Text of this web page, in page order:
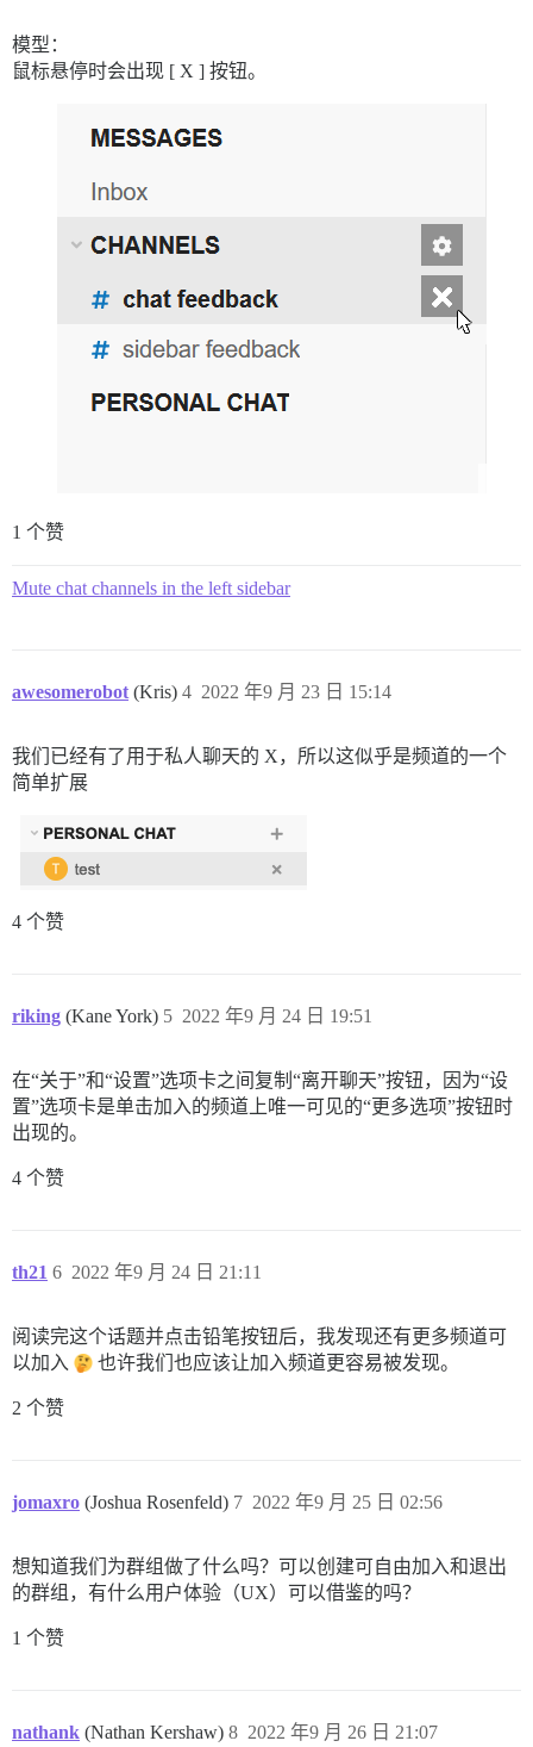
模型：
鼠标悬停时会出现 [ X ] 按钮。
1 个赞
Mute chat channels in the left sidebar
awesomerobot (Kris) 2022 年9 月 23 日 15:14
4
我们已经有了用于私人聊天的 X，所以这似乎是频道的一个
简单扩展
4 个赞
riking (Kane York) 2022 年9 月 24 日 19:51
5
在“关于”和“设置”选项卡之间复制“离开聊天”按钮，因为“设
置”选项卡是单击加入的频道上唯一可见的“更多选项”按钮时
出现的。
4 个赞
th21 2022 年9 月 24 日 21:11
6
阅读完这个话题并点击铅笔按钮后，我发现还有更多频道可
以加入
也许我们也应该让加入频道更容易被发现。
2 个赞
jomaxro (Joshua Rosenfeld) 2022 年9 月 25 日 02:56
7
想知道我们为群组做了什么吗？可以创建可自由加入和退出
的群组，有什么用户体验（UX）可以借鉴的吗？
1 个赞
nathank (Nathan Kershaw) 2022 年9 月 26 日 21:07
8